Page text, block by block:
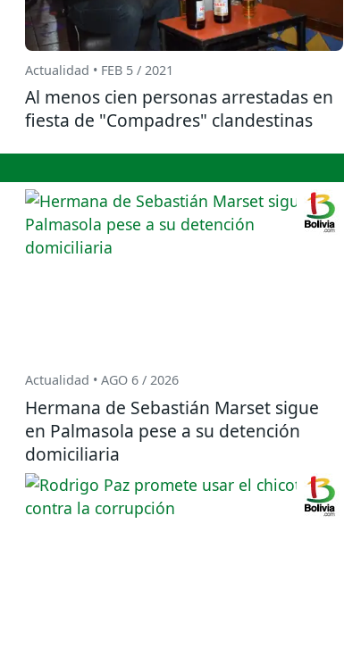
Actualidad • FEB 5 / 2021
Al menos cien personas arrestadas en
fiesta de "Compadres" clandestinas
Actualidad • AGO 6 / 2026
Hermana de Sebastián Marset sigue
en Palmasola pese a su detención
domiciliaria